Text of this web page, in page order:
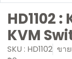
HD1102
KVM
SKU : HD1102 ขา